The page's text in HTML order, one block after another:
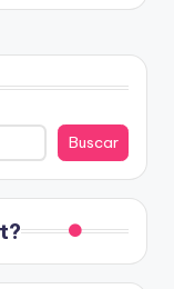
Buscar